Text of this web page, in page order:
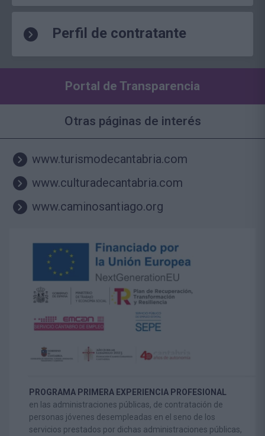
Perfil de contratante
Portal de Transparencia
Otras páginas de interés
www.turismodecantabria.com
www.culturadecantabria.com
www.caminosantiago.org
PROGRAMA PRIMERA EXPERIENCIA PROFESIONAL
en las administraciones públicas, de contratación de
personas jóvenes desempleadas en el seno de los
servicios prestados por dichas administraciones públicas,